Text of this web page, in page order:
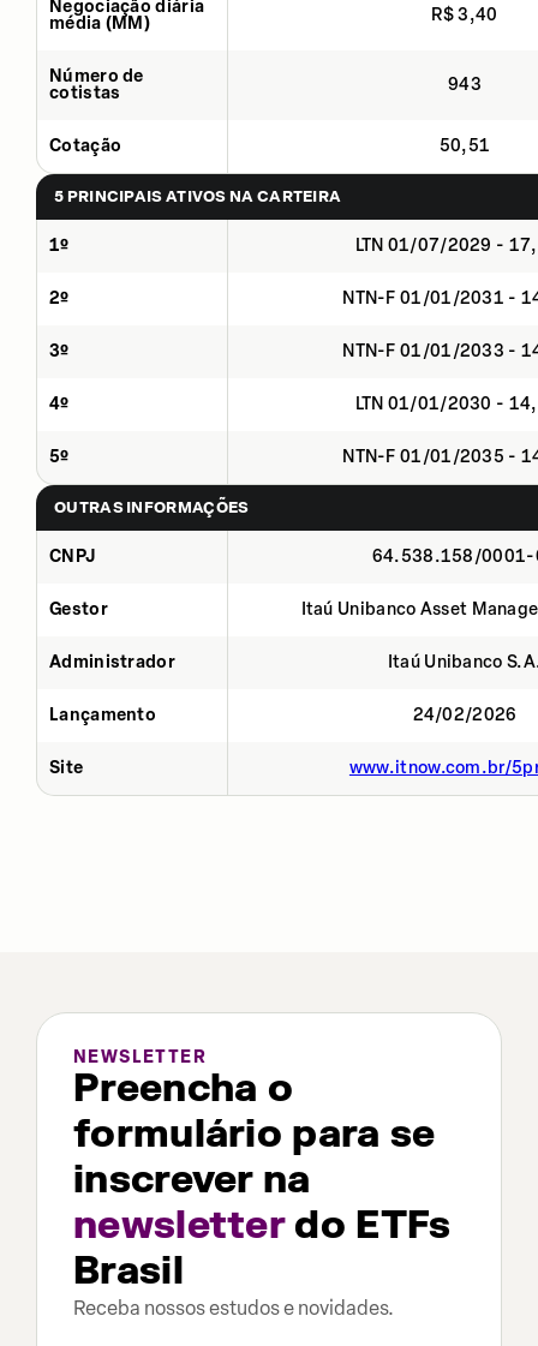
Negociação diária
média (MM)
R$ 3,40
Número de
cotistas
943
Cotação 50,51
5 PRINCIPAIS ATIVOS NA CARTEIRA
1º LTN 01/07/2029 -
2º NTN-F 01/01/2031 -
3º NTN-F 01/01/2033 -
4º LTN 01/01/2030 -
5º NTN-F 01/01/2035 -
OUTRAS INFORMAÇÕES
CNPJ 64.538.158/0001-
Gestor Itaú Unibanco Asset
Administrador Itaú Unibanco
Lançamento 24/02/2026
Site www.itnow.com.br/
NEWSLETTER
Preencha o
formulário para se
inscrever na
newsletterdo ETFs
Brasil
Receba nossos estudos e novidades.